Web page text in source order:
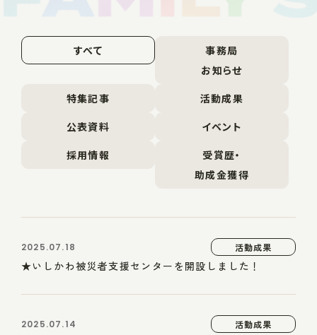
すべて
事務局
お知らせ
特集記事
活動成果
公表資料
イベント
採用情報
受賞歴・
助成金獲得
2025.07.18 活動成果
★いしかわ被災者支援センターを開設しました！
2025.07.14 活動成果